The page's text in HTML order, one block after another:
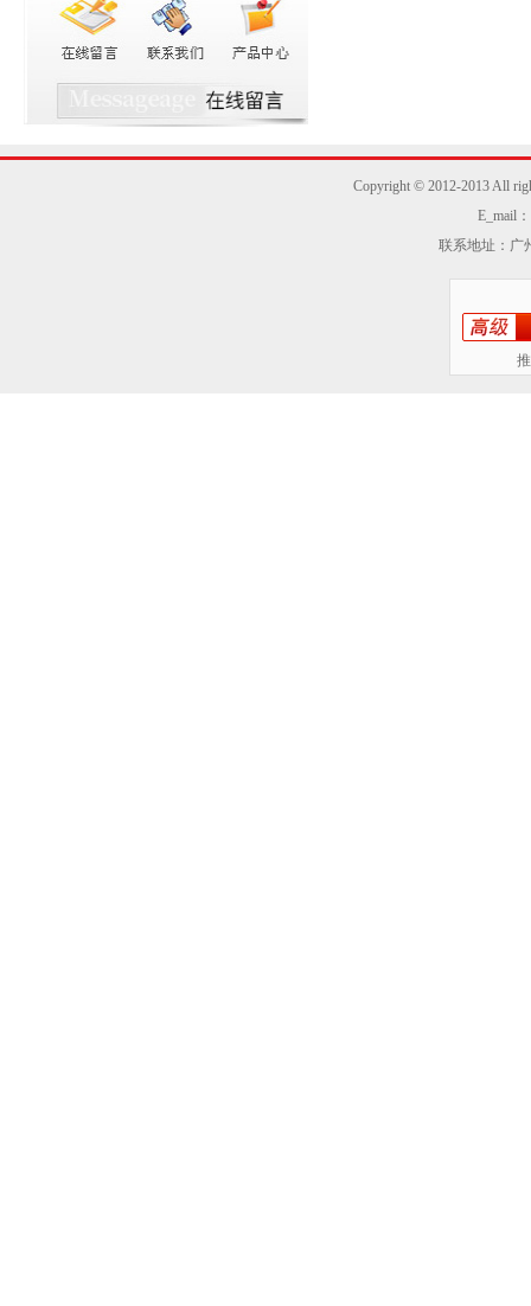
Copyright © 2012-2013 All
E_mail
联系地址：广